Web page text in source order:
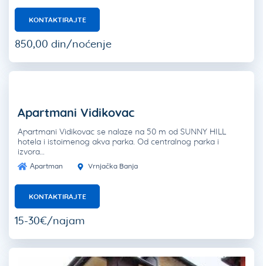
KONTAKTIRAJTE
850,00 din/noćenje
Apartmani Vidikovac
Apartmani Vidikovac se nalaze na 50 m od SUNNY HILL
hotela i istoimenog akva parka. Od centralnog parka i
izvora…
Apartman Vrnjačka Banja
KONTAKTIRAJTE
15-30€/najam